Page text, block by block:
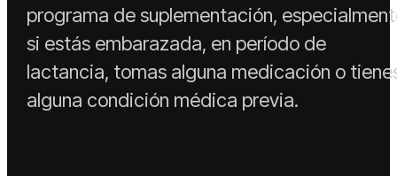
programa de suplementación,
si estás embarazada, en período de
lactancia, tomas alguna medicación o
alguna condición médica previa.